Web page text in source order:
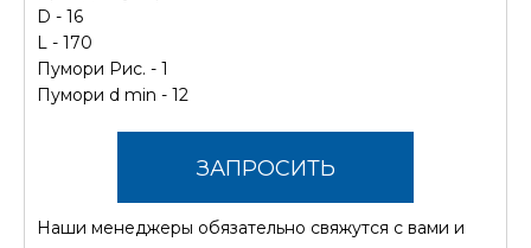
D - 16
L - 170
Пумори Рис. - 1
Пумори d min - 12
ЗАПРОСИТЬ
СТОИМОСТЬ
Наши менеджеры обязательно свяжутся с вами и